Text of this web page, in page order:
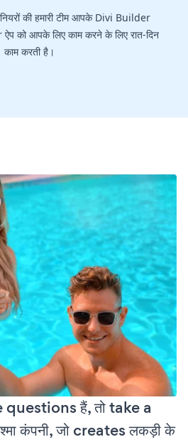
की हमारी टीम आपके Divi Builder
को आपके लिए काम करने के लिए रात-दिन
काम करती है।
questions हैं, तो take a
कंपनी, जो creates लकड़ी के